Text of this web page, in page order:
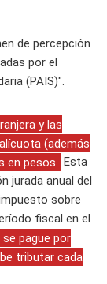
de percepción
por el
(PAIS)".
y las
(además
en pesos.
Esta
jurada anual del
sobre
fiscal en el
se pague por
tributar cada